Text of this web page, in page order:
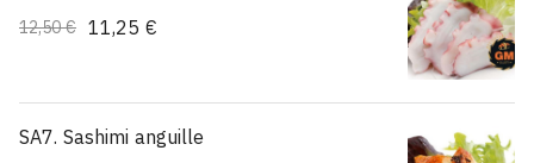
12,50 € 11,25 €
SA7. Sashimi anguille